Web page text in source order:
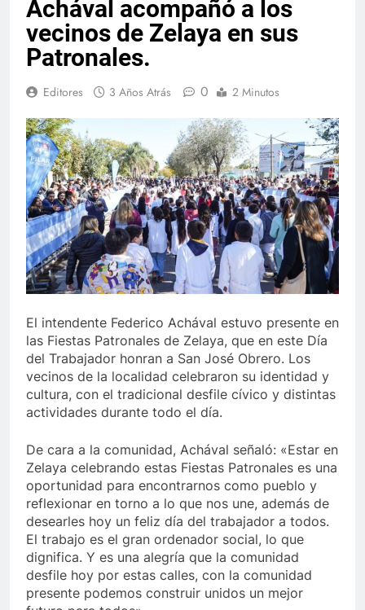
Achával acompañó a los
vecinos de Zelaya en sus
Patronales.
Editores 3 Años Atrás 0 2 Minutos
El intendente Federico Achával estuvo presente en
las Fiestas Patronales de Zelaya, que en este Día
del Trabajador honran a San José Obrero. Los
vecinos de la localidad celebraron su identidad y
cultura, con el tradicional desfile cívico y distintas
actividades durante todo el día.
De cara a la comunidad, Achával señaló: «Estar en
Zelaya celebrando estas Fiestas Patronales es una
oportunidad para encontrarnos como pueblo y
reflexionar en torno a lo que nos une, además de
desearles hoy un feliz día del trabajador a todos.
El trabajo es el gran ordenador social, lo que
dignifica. Y es una alegría que la comunidad
desfile hoy por estas calles, con la comunidad
presente podemos construir unidos un mejor